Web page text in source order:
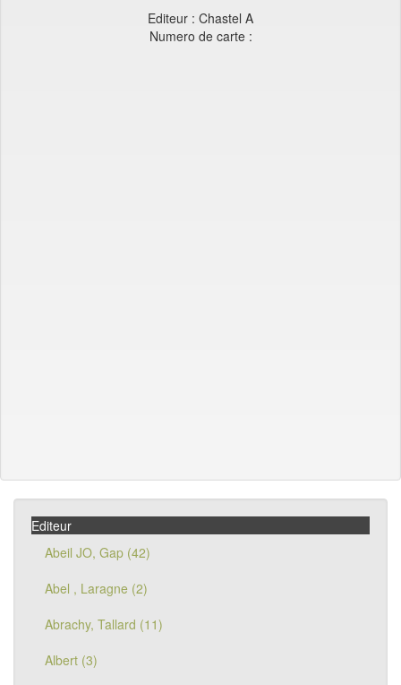
Editeur : Chastel A
Numero de carte :
Editeur
Abeil JO, Gap (42)
Abel , Laragne (2)
Abrachy, Tallard (11)
Albert (3)